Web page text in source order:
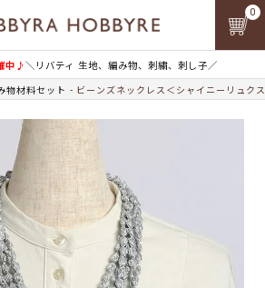
中♪＼リバティ 生地、編み物、刺繍、刺し子／
0
物材料セット ビーンズネックレス＜シャイニーリュク